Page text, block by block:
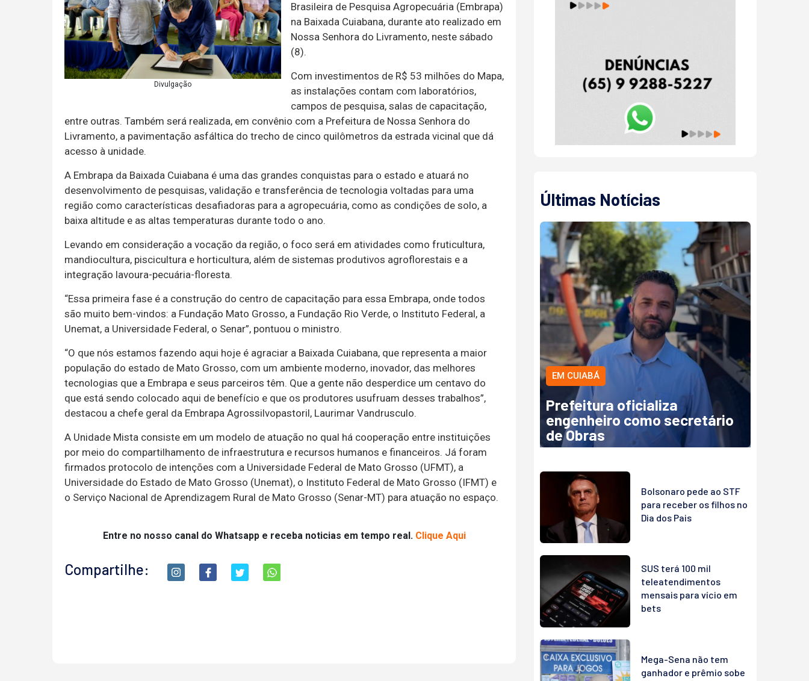
Divulgação
Brasileira de Pesquisa Agropecuária (Embrapa)
na Baixada Cuiabana, durante ato realizado em
Nossa Senhora do Livramento, neste sábado
(8).
Com investimentos de R$ 53 milhões do Mapa,
as instalações contam com laboratórios,
campos de pesquisa, salas de capacitação,
entre outras. Também será realizada, em convênio com a Prefeitura de Nossa Senhora do
Livramento, a pavimentação asfáltica do trecho de cinco quilômetros da estrada vicinal que dá
acesso à unidade.
A Embrapa da Baixada Cuiabana é uma das grandes conquistas para o estado e atuará no
desenvolvimento de pesquisas, validação e transferência de tecnologia voltadas para uma
região como características desafiadoras para a agropecuária, como as condições de solo, a
baixa altitude e as altas temperaturas durante todo o ano.
Levando em consideração a vocação da região, o foco será em atividades como fruticultura,
mandiocultura, piscicultura e horticultura, além de sistemas produtivos agroflorestais e a
integração lavoura-pecuária-floresta.
“Essa primeira fase é a construção do centro de capacitação para essa Embrapa, onde todos
são muito bem-vindos: a Fundação Mato Grosso, a Fundação Rio Verde, o Instituto Federal, a
Unemat, a Universidade Federal, o Senar”, pontuou o ministro.
“O que nós estamos fazendo aqui hoje é agraciar a Baixada Cuiabana, que representa a maior
população do estado de Mato Grosso, com um ambiente moderno, inovador, das melhores
tecnologias que a Embrapa e seus parceiros têm. Que a gente não desperdice um centavo do
que está sendo colocado aqui de benefício e que os produtores usufruam desses trabalhos”,
destacou a chefe geral da Embrapa Agrossilvopastoril, Laurimar Vandrusculo.
A Unidade Mista consiste em um modelo de atuação no qual há cooperação entre instituições
por meio do compartilhamento de infraestrutura e recursos humanos e financeiros. Já foram
firmados protocolo de intenções com a Universidade Federal de Mato Grosso (UFMT), a
Universidade do Estado de Mato Grosso (Unemat), o Instituto Federal de Mato Grosso (IFMT) e
o Serviço Nacional de Aprendizagem Rural de Mato Grosso (Senar-MT) para atuação no espaço.
Entre no nosso canal do Whatsapp e receba noticias em tempo real. Clique Aqui
Compartilhe:
Últimas Notícias
EM CUIABÁ
Prefeitura oficializa
engenheiro como secretário
de Obras
Bolsonaro pede ao STF
para receber os filhos no
Dia dos Pais
SUS terá 100 mil
teleatendimentos
mensais para vício em
bets
Mega-Sena não tem
ganhador e prêmio sobe